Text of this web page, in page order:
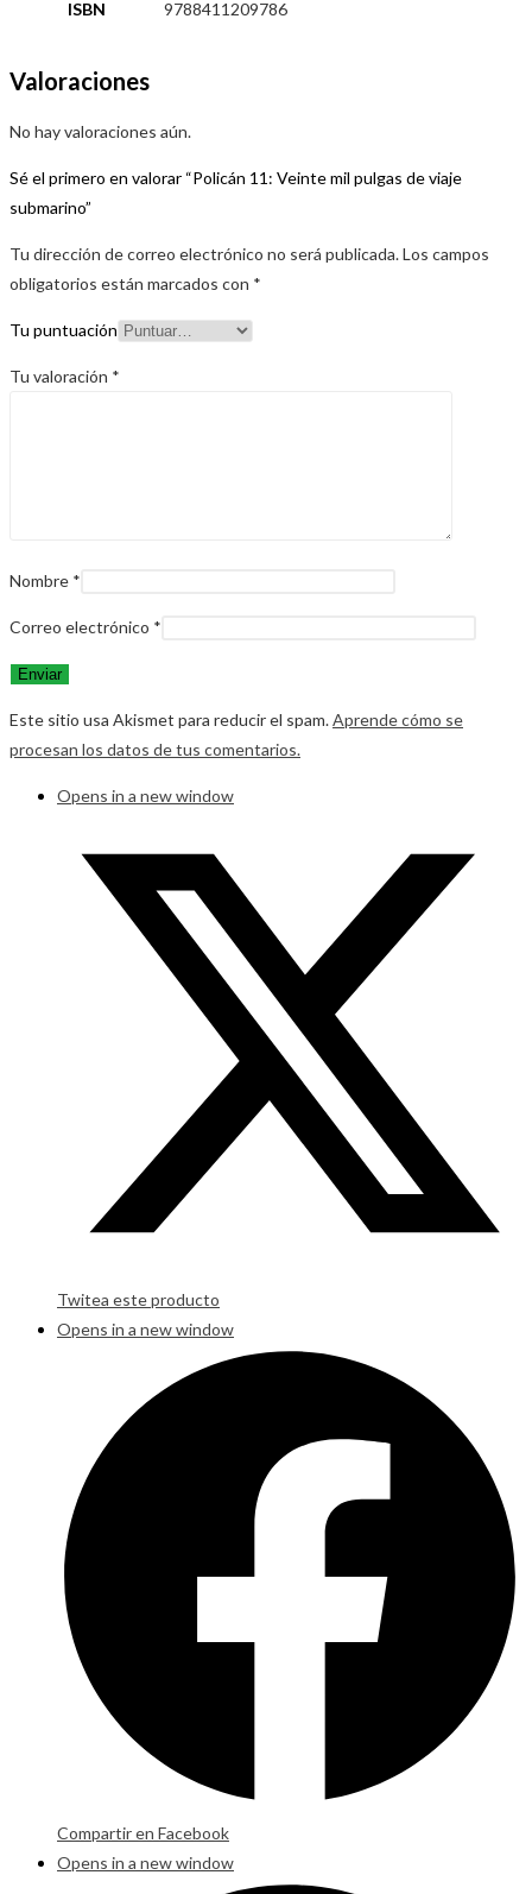
ISBN 9788411209786
Valoraciones
No hay valoraciones aún.
Sé el primero en valorar “Policán 11: Veinte mil pulgas de viaje
submarino”
Tu dirección de correo electrónico no será publicada.Los campos
obligatorios están marcados con *
Tu puntuación
Tu valoración *
Nombre *
Correo electrónico *
Este sitio usa Akismet para reducir el spam.Aprende cómo se
procesan los datos de tus comentarios.
Opens in a new window
Twitea este producto
Opens in a new window
Compartir en Facebook
Opens in a new window